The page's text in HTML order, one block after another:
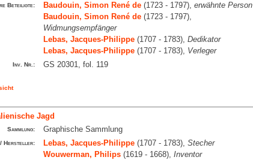
Beteiligte: Baudouin, Simon René de(1723 - 1797), erwähnte Person
Baudouin, Simon René de(1723 - 1797),
Widmungsempfänger
Lebas, Jacques-Philippe(1707 - 1783), Dedikator
Lebas, Jacques-Philippe(1707 - 1783), Verleger
Inv. Nr.: GS 20301, fol. 119
Jagd
Sammlung: Graphische Sammlung
Hersteller: Lebas, Jacques-Philippe(1707 - 1783), Stecher
Wouwerman, Philips(1619 - 1668), Inventor